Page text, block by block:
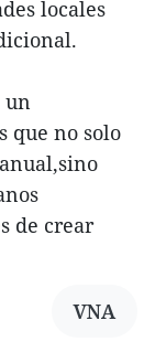
locales
un
que no solo
de crear
VNA